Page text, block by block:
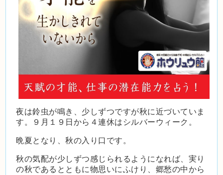
夜は鈴虫が鳴き、少しずつですが秋に近づいていま
す。９月１９日から４連休はシルバーウィーク。
晩夏となり、秋の入り口です。
秋の気配が少しずつ感じられるようになれば、実り
の秋であるとともに物思いにふけり、郷愁の中から